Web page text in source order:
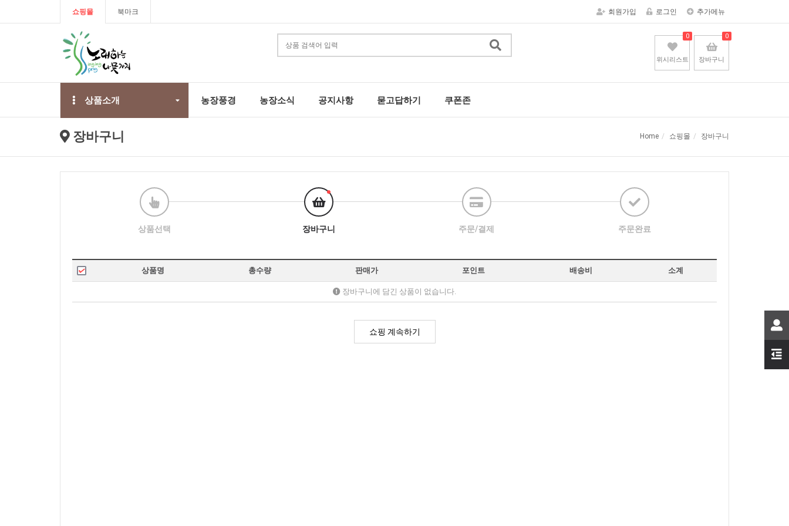
쇼핑몰 북마크 회원가입 로그인 추가메뉴
위시리스트
0
장바구니
0
상품소개 농장풍경 농장소식 공지사항 묻고답하기 쿠폰존
장바구니 Home 쇼핑몰 장바구니
상품선택 장바구니 주문/결제 주문완료
상품명 총수량 판매가 포인트 배송비 소계
장바구니에 담긴 상품이 없습니다.
쇼핑 계속하기